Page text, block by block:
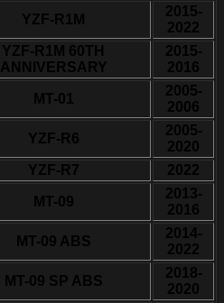
YZF-R1M
2015-
2022
YZF-R1M 60TH
ANNIVERSARY
2015-
2016
MT-01
2005-
2006
YZF-R6
2005-
2020
YZF-R7 2022
MT-09
2013-
2016
MT-09 ABS
2014-
2022
MT-09 SP ABS
2018-
2020